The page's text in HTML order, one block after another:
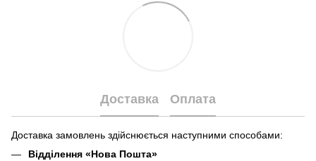
Доставка Оплата
Доставка замовлень здійснюється наступними способами:
Відділення «Нова Пошта»